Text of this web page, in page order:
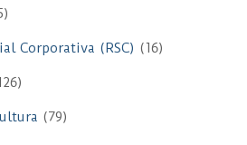
Corporativa (RSC) (16)
(79)